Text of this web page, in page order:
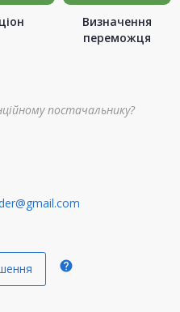
Визначення
переможця
постачальнику?
help